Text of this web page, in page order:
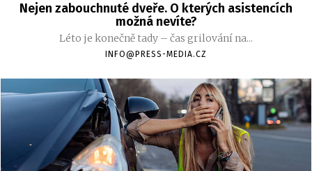
Nejen zabouchnuté dveře. O kterých asistencích
možná nevíte?
Léto je konečně tady – čas grilování na...
INFO@PRESS-MEDIA.CZ